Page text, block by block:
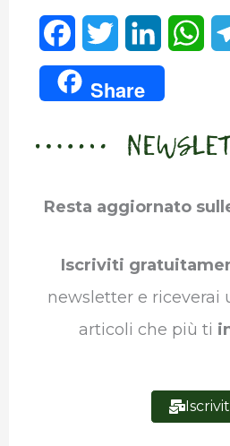
a
c
o
w
i
e
i
n
k
d
W
t
A
Share
Resta aggiornato
Iscriviti
newsletter e riceverai
articoli che più ti